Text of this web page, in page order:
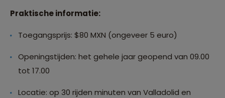
Praktische informatie:
Toegangsprijs: $80 MXN (ongeveer 5 euro)
Openingstijden: het gehele jaar geopend van 09.00
tot 17.00
Locatie: op 30 rijden minuten van Valladolid en